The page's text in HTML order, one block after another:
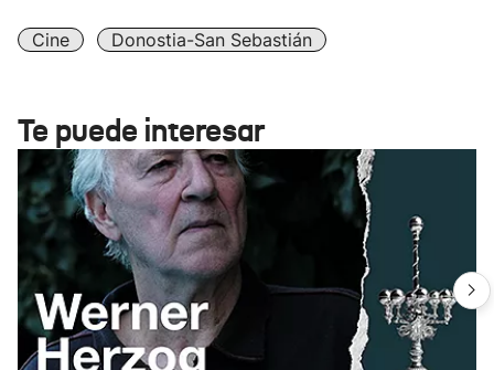
Cine Donostia-San Sebastián
Te puede interesar